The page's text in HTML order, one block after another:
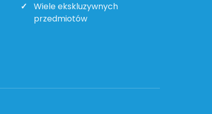
Wiele ekskluzywnych
przedmiotów